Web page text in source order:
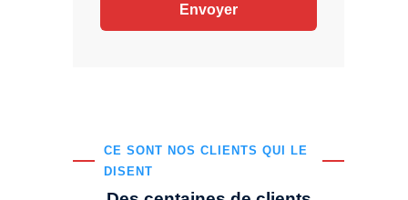
CE SONT NOS CLIENTS QUI LE
DISENT